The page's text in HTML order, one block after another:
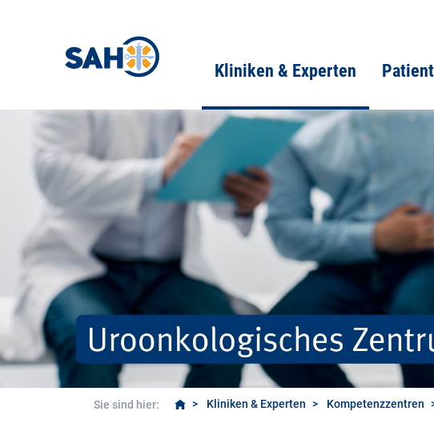
Kliniken & Experten
Sie sind hier: Kliniken & Experten Kompetenzzentren